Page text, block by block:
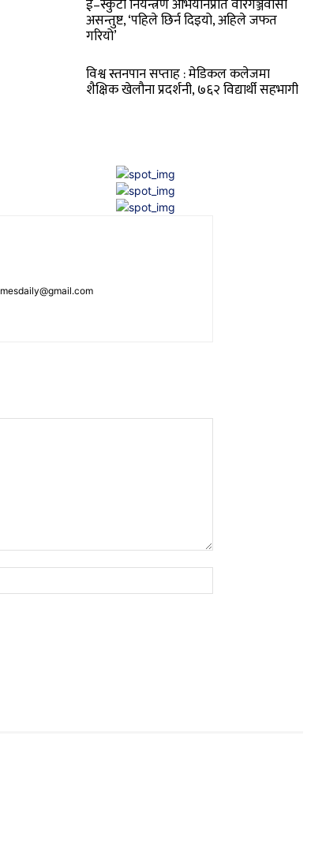
ई–स्कुटी नियन्त्रण अभियानप्रति वीरगञ्जवासी
असन्तुष्ट, ‘पहिले छिर्न दिइयो, अहिले जफत
गरियो’
विश्व स्तनपान सप्ताह : मेडिकल कलेजमा
शैक्षिक खेलौना प्रदर्शनी, ७६२ विद्यार्थी सहभागी